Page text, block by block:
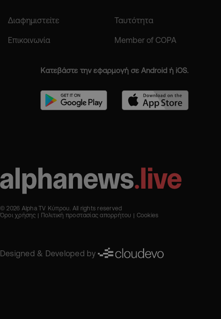
Διαφημιστείτε Ταυτότητα
Επικοινωνία Member of COPA
Κατεβάστε την εφαρμογή σε Android ή iOS.
© 2026 Alpha TV Κύπρου. All rights reserved
Όροι χρήσης
Πολιτική προστασίας απορρήτου Cookies
Designed & Developed by